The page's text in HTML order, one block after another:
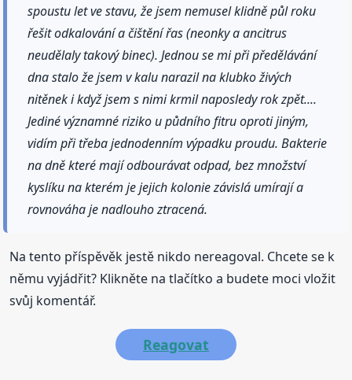
spoustu let ve stavu, že jsem nemusel klidně půl roku
řešit odkalování a čištění řas (neonky a ancitrus
neudělaly takový binec). Jednou se mi při předělávání
dna stalo že jsem v kalu narazil na klubko živých
nitěnek i když jsem s nimi krmil naposledy rok zpět....
Jediné významné riziko u půdního fitru oproti jiným,
vidím při třeba jednodenním výpadku proudu. Bakterie
na dně které mají odbourávat odpad, bez množství
kyslíku na kterém je jejich kolonie závislá umírají a
rovnováha je nadlouho ztracená.
Na tento příspěvěk jestě nikdo nereagoval. Chcete se k
němu vyjádřit? Klikněte na tlačítko a budete moci vložit
svůj komentář.
Reagovat